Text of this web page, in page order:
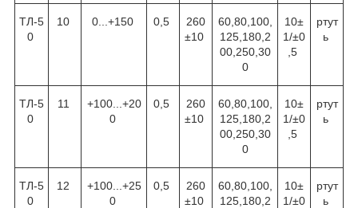
ТЛ-5
0
10 0...+150 0,5
260
±10
60,80,100,
125,180,2
00,250,30
0
10±
1/±0
,5
ртут
ь
ТЛ-5
0
11
+100...+20
0
0,5
260
±10
60,80,100,
125,180,2
00,250,30
0
10±
1/±0
,5
ртут
ь
ТЛ-5
0
12
+100...+25
0
0,5
260
±10
60,80,100,
125,180,2
10±
1/±0
ртут
ь